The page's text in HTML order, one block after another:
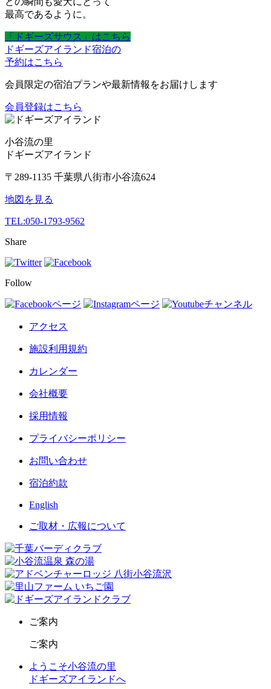
最高であるように。
「ドギーズサウス」はこちら
ドギーズアイランド宿泊の
予約はこちら
会員限定の宿泊プランや最新情報をお届けします
会員登録はこちら
小谷流の里
ドギーズアイランド
〒289-1135 千葉県八街市小谷流624
地図を見る
TEL:050-1793-9562
Share
Follow
アクセス
施設利用規約
カレンダー
会社概要
採用情報
プライバシーポリシー
お問い合わせ
宿泊約款
English
ご取材・広報について
ご案内
ご案内
ようこそ小谷流の里
ドギーズアイランドへ